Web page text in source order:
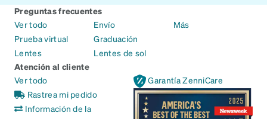
Preguntas frecuentes
Ver todo
Prueba virtual
Lentes
Envío
Graduación
Lentes de sol
Más
Atención al cliente
Ver todo
Rastrea mi pedido
Información de la
Garantía ZenniCare